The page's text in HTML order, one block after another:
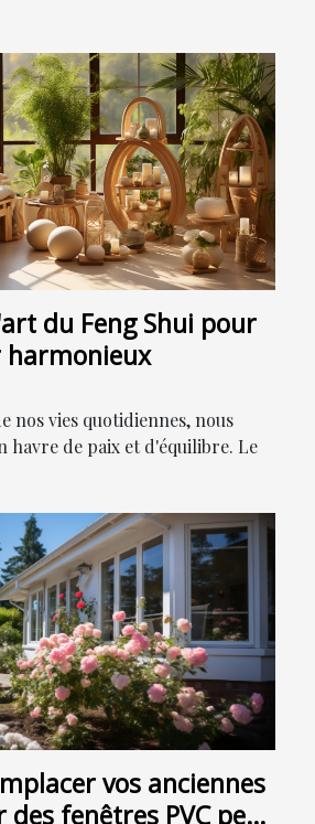
du Feng Shui pour
nos vies quotidiennes, nous
havre de paix et d'équilibre. Le
vos anciennes
fenêtres PVC peut